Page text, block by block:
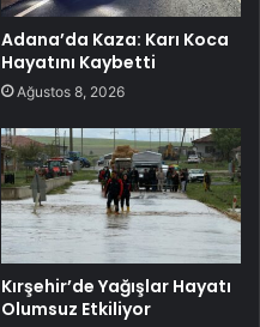
Adana’da Kaza: Karı Koca
Hayatını Kaybetti
Ağustos 8, 2026
Kırşehir’de Yağışlar Hayatı
Olumsuz Etkiliyor